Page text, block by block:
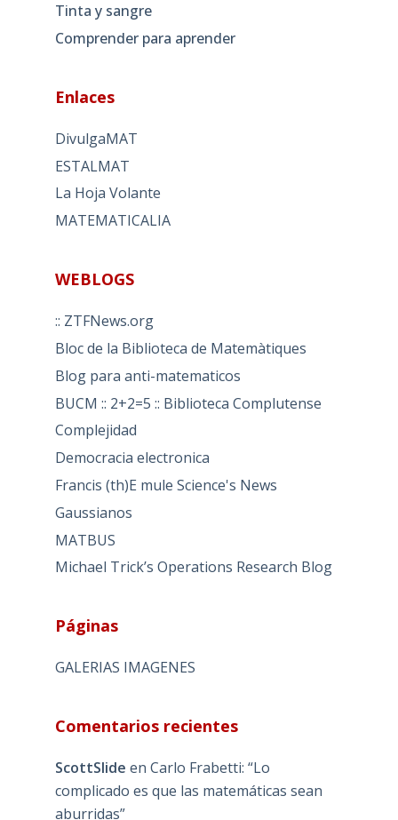
Tinta y sangre
Comprender para aprender
Enlaces
DivulgaMAT
ESTALMAT
La Hoja Volante
MATEMATICALIA
WEBLOGS
:: ZTFNews.org
Bloc de la Biblioteca de Matemàtiques
Blog para anti-matematicos
BUCM :: 2+2=5 :: Biblioteca Complutense
Complejidad
Democracia electronica
Francis (th)E mule Science's News
Gaussianos
MATBUS
Michael Trick’s Operations Research Blog
Páginas
GALERIAS IMAGENES
Comentarios recientes
ScottSlide en Carlo Frabetti: “Lo
complicado es que las matemáticas sean
aburridas”